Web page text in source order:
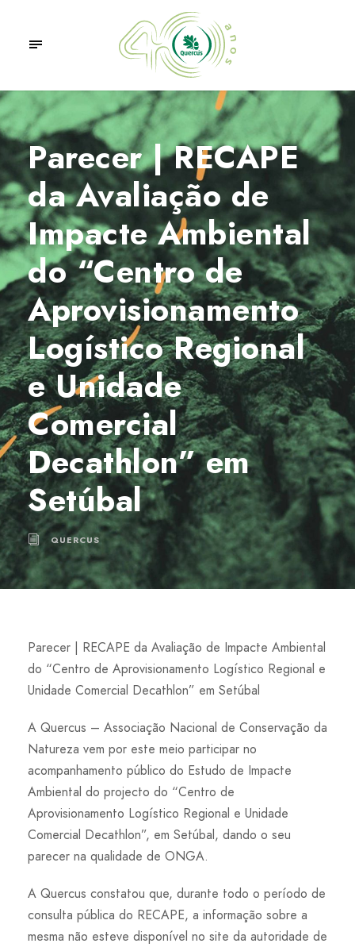
Parecer | RECAPE
da Avaliação de
Impacte Ambiental
do “Centro de
Aprovisionamento
Logístico Regional
e Unidade
Comercial
Decathlon” em
Setúbal
QUERCUS
Parecer | RECAPE da Avaliação de Impacte Ambiental
do “Centro de Aprovisionamento Logístico Regional e
Unidade Comercial Decathlon” em Setúbal
A Quercus – Associação Nacional de Conservação da
Natureza vem por este meio participar no
acompanhamento público do Estudo de Impacte
Ambiental do projecto do “Centro de
Aprovisionamento Logístico Regional e Unidade
Comercial Decathlon”, em Setúbal, dando o seu
parecer na qualidade de ONGA.
A Quercus constatou que, durante todo o período de
consulta pública do RECAPE, a informação sobre a
mesma não esteve disponível no site da autoridade de